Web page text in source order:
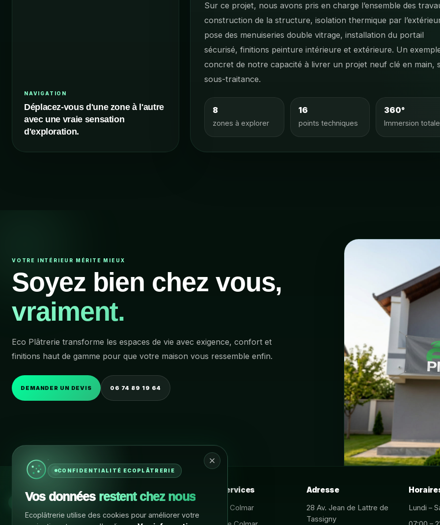
NAVIGATION
Déplacez-vous d'une zone à l'autre
avec une vraie sensation
d'exploration.
Sur ce projet, nous avons pris en charge l’ensemble des
construction de la structure, isolation thermique par
pose des menuiseries double vitrage, installation du portail
sécurisé, finitions peinture intérieure et extérieure. Un
concret de notre capacité à livrer un projet neuf clé en main,
sous-traitance.
8
zones à explorer
16
points techniques
360°
Immersion totale
CONFIDENTIALITÉ ECOPLÂTRERIE
Vos données restent chez nous
Ecoplâtrerie utilise des cookies pour améliorer votre
VOTRE INTÉRIEUR MÉRITE MIEUX
Soyez bien chez vous,
vraiment.
Eco Plâtrerie transforme les espaces de vie avec exigence, confort et
finitions haut de gamme pour que votre maison vous ressemble enfin.
DEMANDER UN DEVIS 06 74 89 19 64
PLÂTRERIE · PEINTURE · ISOLATION ·
RÉNOVATION · COLMAR
Nos services
Peintre Colmar
Adresse
28 Av. Jean de Lattre de
Tassigny
Lundi –